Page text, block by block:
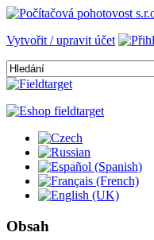
Vytvořit / upravit účet
Obsah